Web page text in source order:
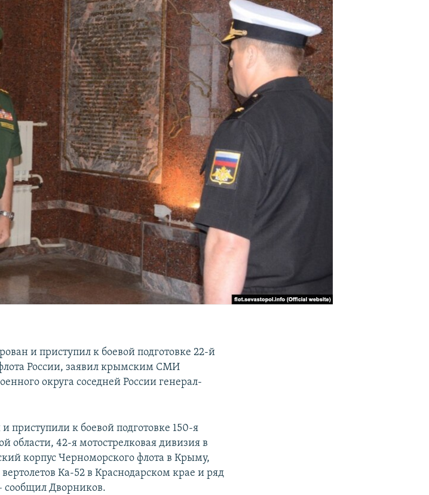
и приступил к боевой подготовке 22-й
России, заявил крымским СМИ
округа соседней России генерал-
приступили к боевой подготовке 150-я
области, 42-я мотострелковая дивизия в
корпус Черноморского флота в Крыму,
Ка-52 в Краснодарском крае и ряд
сообщил Дворников.